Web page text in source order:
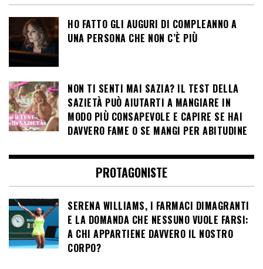
HO FATTO GLI AUGURI DI COMPLEANNO A
UNA PERSONA CHE NON C’È PIÙ
NON TI SENTI MAI SAZIA? IL TEST DELLA
SAZIETÀ PUÒ AIUTARTI A MANGIARE IN
MODO PIÙ CONSAPEVOLE E CAPIRE SE HAI
DAVVERO FAME O SE MANGI PER ABITUDINE
PROTAGONISTE
SERENA WILLIAMS, I FARMACI DIMAGRANTI
E LA DOMANDA CHE NESSUNO VUOLE FARSI:
A CHI APPARTIENE DAVVERO IL NOSTRO
CORPO?